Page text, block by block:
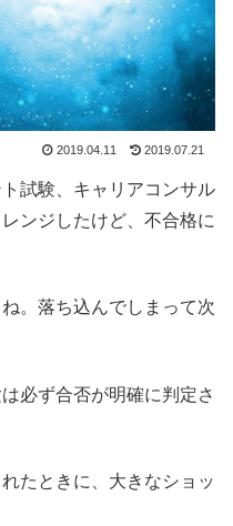
2019.04.11 2019.07.21
試験、キャリアコンサル
ンジしたけど、不合格に
。落ち込んでしまって次
必ず合否が明確に判定さ
たときに、大きなショッ